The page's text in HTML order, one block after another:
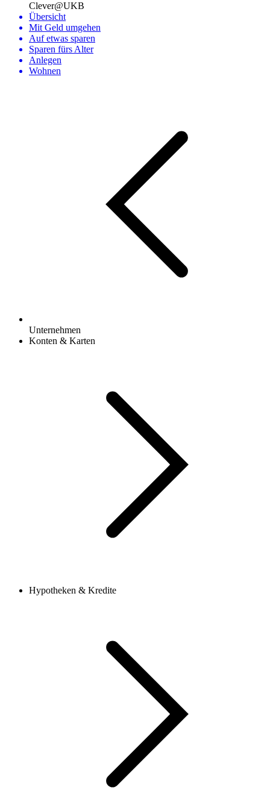
Clever@UKB
Übersicht
Mit Geld umgehen
Auf etwas sparen
Sparen fürs Alter
Anlegen
Wohnen
Unternehmen
Konten & Karten
Hypotheken & Kredite